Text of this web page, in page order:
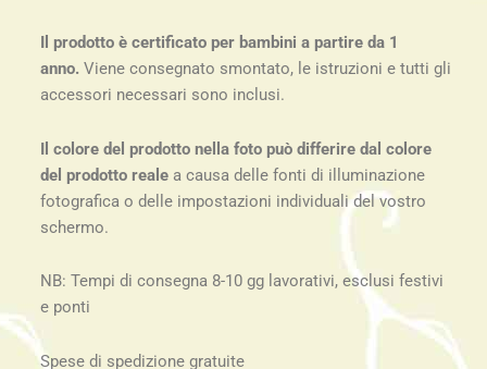
Il prodotto è certificato per bambini a partire da 1
anno. Viene consegnato smontato, le istruzioni e tutti gli
accessori necessari sono inclusi.
Il colore del prodotto nella foto può differire dal colore
del prodotto reale a causa delle fonti di illuminazione
fotografica o delle impostazioni individuali del vostro
schermo.
NB: Tempi di consegna 8-10 gg lavorativi, esclusi festivi
e ponti
Spese di spedizione gratuite